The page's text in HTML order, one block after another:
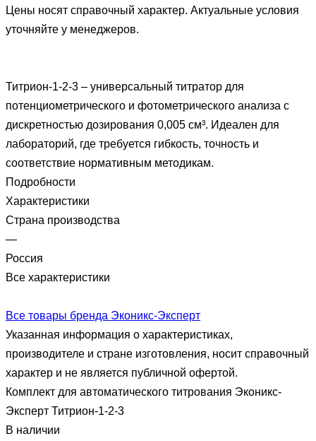
Цены носят справочный характер. Актуальные условия
уточняйте у менеджеров.
Титрион-1-2-3 – универсальный титратор для
потенциометрического и фотометрического анализа с
дискретностью дозирования 0,005 см³. Идеален для
лабораторий, где требуется гибкость, точность и
соответствие нормативным методикам.
Подробности
Характеристики
Страна производства
—
Россия
Все характеристики
Все товары бренда Эконикс-Эксперт
Указанная информация о характеристиках,
производителе и стране изготовления, носит справочный
характер и не является публичной офертой.
Комплект для автоматического титрования Эконикс-
Эксперт Титрион-1-2-3
В наличии